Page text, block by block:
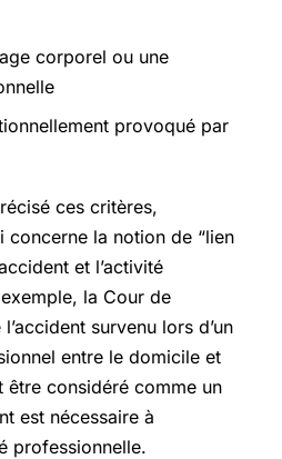
corporel ou une
provoqué par
ces critères,
concerne la notion de “lien
et l’activité
la Cour de
survenu lors d’un
entre le domicile et
être considéré comme un
est nécessaire à
professionnelle.